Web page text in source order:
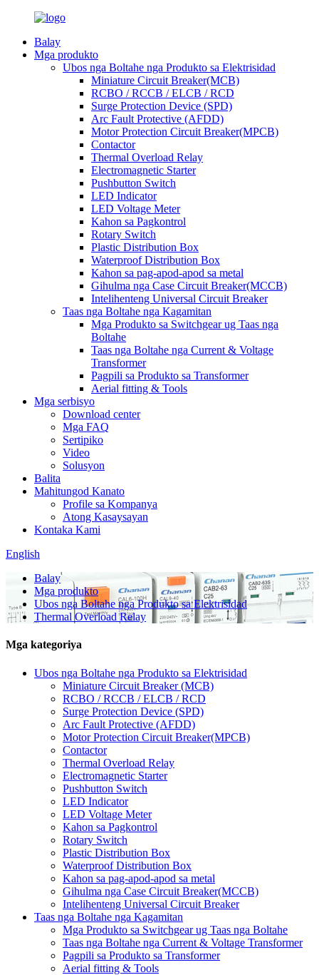
Balay
Mga produkto
Ubos nga Boltahe nga Produkto sa Elektrisidad
Miniature Circuit Breaker(MCB)
RCBO / RCCB / ELCB / RCD
Surge Protection Device (SPD)
Arc Fault Protective (AFDD)
Motor Protection Circuit Breaker(MPCB)
Contactor
Thermal Overload Relay
Electromagnetic Starter
Pushbutton Switch
LED Indicator
LED Voltage Meter
Kahon sa Pagkontrol
Rotary Switch
Plastic Distribution Box
Waterproof Distribution Box
Kahon sa pag-apod-apod sa metal
Gihulma nga Case Circuit Breaker(MCCB)
Intelihenteng Universal Circuit Breaker
Taas nga Boltahe nga Kagamitan
Mga Produkto sa Switchgear ug Taas nga
Boltahe
Taas nga Boltahe nga Current & Voltage
Transformer
Pagpili sa Produkto sa Transformer
Aerial fitting & Tools
Mga serbisyo
Download center
Mga FAQ
Sertipiko
Video
Solusyon
Balita
Mahitungod Kanato
Profile sa Kompanya
Atong Kasaysayan
Kontaka Kami
English
Balay
Mga produkto
Ubos nga Boltahe nga Produkto sa Elektrisidad
Thermal Overload Relay
Mga kategoriya
Ubos nga Boltahe nga Produkto sa Elektrisidad
Miniature Circuit Breaker (MCB)
RCBO / RCCB / ELCB / RCD
Surge Protection Device (SPD)
Arc Fault Protective (AFDD)
Motor Protection Circuit Breaker(MPCB)
Contactor
Thermal Overload Relay
Electromagnetic Starter
Pushbutton Switch
LED Indicator
LED Voltage Meter
Kahon sa Pagkontrol
Rotary Switch
Plastic Distribution Box
Waterproof Distribution Box
Kahon sa pag-apod-apod sa metal
Gihulma nga Case Circuit Breaker(MCCB)
Intelihenteng Universal Circuit Breaker
Taas nga Boltahe nga Kagamitan
Mga Produkto sa Switchgear ug Taas nga Boltahe
Taas nga Boltahe nga Current & Voltage Transformer
Pagpili sa Produkto sa Transformer
Aerial fitting & Tools